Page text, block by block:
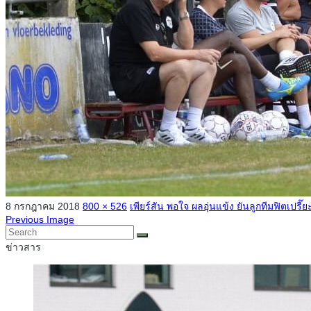
8 กรกฎาคม 2018 800 × 526 เพียร์สัน พอใจ ผลอุ่นแข้ง ยันลูกทีมฟิตเปรี๊ย
Previous Image
ข่าวสาร